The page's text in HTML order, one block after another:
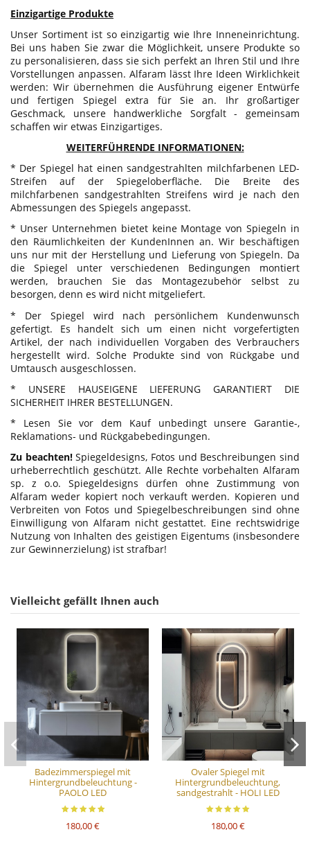
Einzigartige Produkte
Unser Sortiment ist so einzigartig wie Ihre Inneneinrichtung.
Bei uns haben Sie zwar die Möglichkeit, unsere Produkte so
zu personalisieren, dass sie sich perfekt an Ihren Stil und Ihre
Vorstellungen anpassen. Alfaram lässt Ihre Ideen Wirklichkeit
werden: Wir übernehmen die Ausführung eigener Entwürfe
und fertigen Spiegel extra für Sie an. Ihr großartiger
Geschmack, unsere handwerkliche Sorgfalt - gemeinsam
schaffen wir etwas Einzigartiges.
WEITERFÜHRENDE INFORMATIONEN:
* Der Spiegel hat einen sandgestrahlten milchfarbenen LED-
Streifen auf der Spiegeloberfläche. Die Breite des
milchfarbenen sandgestrahlten Streifens wird je nach den
Abmessungen des Spiegels angepasst.
* Unser Unternehmen bietet keine Montage von Spiegeln in
den Räumlichkeiten der KundenInnen an. Wir beschäftigen
uns nur mit der Herstellung und Lieferung von Spiegeln. Da
die Spiegel unter verschiedenen Bedingungen montiert
werden, brauchen Sie das Montagezubehör selbst zu
besorgen, denn es wird nicht mitgeliefert.
* Der Spiegel wird nach persönlichem Kundenwunsch
gefertigt. Es handelt sich um einen nicht vorgefertigten
Artikel, der nach individuellen Vorgaben des Verbrauchers
hergestellt wird. Solche Produkte sind von Rückgabe und
Umtausch ausgeschlossen.
* UNSERE HAUSEIGENE LIEFERUNG GARANTIERT DIE
SICHERHEIT IHRER BESTELLUNGEN.
* Lesen Sie vor dem Kauf unbedingt unsere Garantie-,
Reklamations- und Rückgabebedingungen.
Zu beachten!Spiegeldesigns, Fotos und Beschreibungen sind
urheberrechtlich geschützt. Alle Rechte vorbehalten Alfaram
sp. z o.o. Spiegeldesigns dürfen ohne Zustimmung von
Alfaram weder kopiert noch verkauft werden. Kopieren und
Verbreiten von Fotos und Spiegelbeschreibungen sind ohne
Einwilligung von Alfaram nicht gestattet. Eine rechtswidrige
Nutzung von Inhalten des geistigen Eigentums (insbesondere
zur Gewinnerzielung) ist strafbar!
Vielleicht gefällt Ihnen auch
Badezimmerspiegel mit
Hintergrundbeleuchtung -
PAOLO LED
180,00 €
Ovaler Spiegel mit
Hintergrundbeleuchtung,
sandgestrahlt - HOLI LED
180,00 €